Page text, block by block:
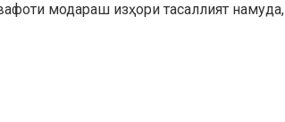
модараш изҳори тасаллият намуда,